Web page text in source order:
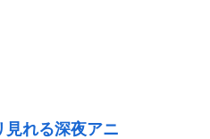
見れる深夜アニ